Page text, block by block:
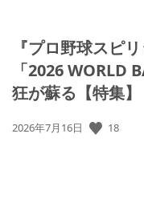
『プロ野球スピ
「2026 WORLD
狂が蘇る【特集】
公
2026年7月16日 18